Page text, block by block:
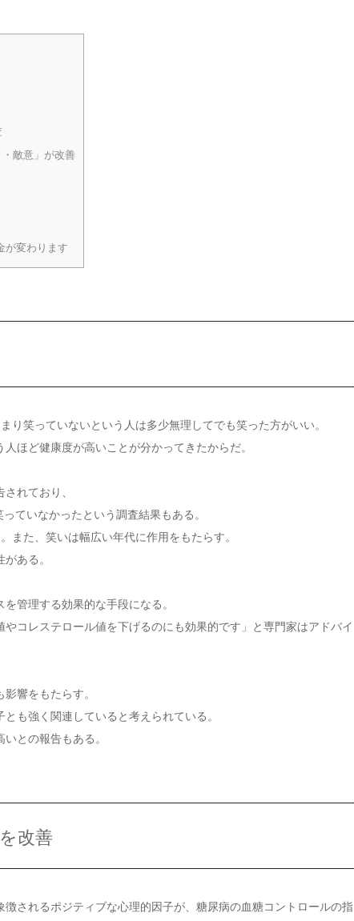
敵意」が改善
変わります
笑っていないという人は多少無理してでも笑った方がいい。
ほど健康度が高いことが分かってきたからだ。
れており、
ていなかったという調査結果もある。
また、笑いは幅広い年代に作用をもたらす。
ある。
管理する効果的な手段になる。
コレステロール値を下げるのにも効果的です」と専門家はアドバイ
響をもたらす。
も強く関連していると考えられている。
との報告もある。
改善
されるポジティブな心理的因子が、糖尿病の血糖コントロールの指